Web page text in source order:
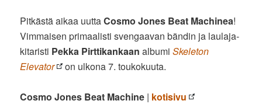
Pitkästä aikaa uuttaCosmo Jones Beat Machinea!
Vimmaisen primaalisti svengaavan bändin ja laulaja-
kitaristi Pekka Pirttikankaan albumiSkeleton
Elevator
on ulkona 7. toukokuuta.
Cosmo Jones Beat Machine | kotisivu